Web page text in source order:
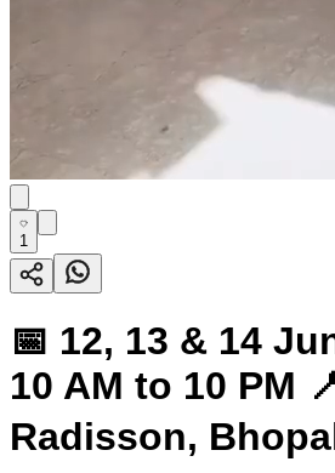
1
📅 12, 13 & 14
10 AM to 10 PM
Radisson,